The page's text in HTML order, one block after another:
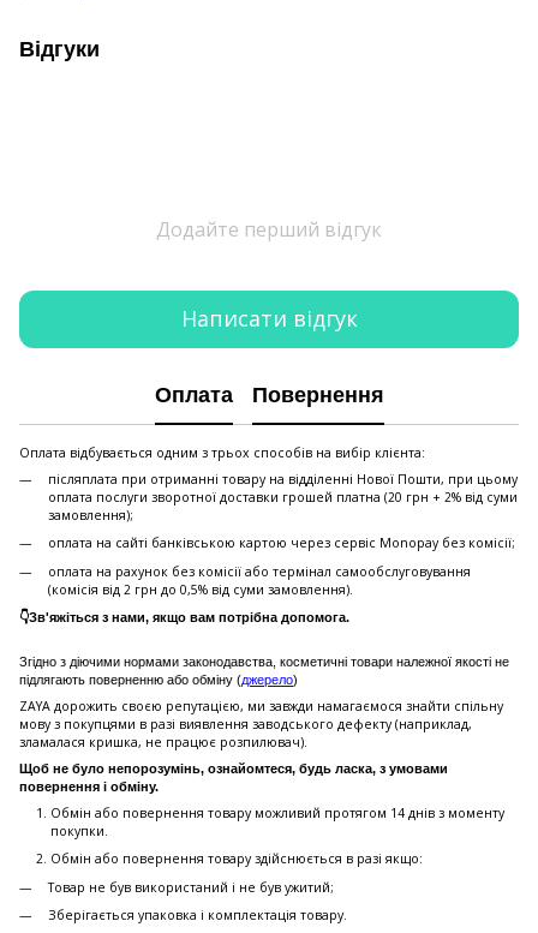
Відгуки
Додайте перший відгук
Написати відгук
Оплата Повернення
Оплата відбувається одним з трьох способів на вибір клієнта:
післяплата при отриманні товару на відділенні Нової Пошти, при цьому
оплата послуги зворотної доставки грошей платна (20 грн + 2% від суми
замовлення);
оплата на сайті банківською картою через сервіс Monopay без комісії;
оплата на рахунок без комісії або термінал самообслуговування
(комісія від 2 грн до 0,5% від суми замовлення).
👇Зв'яжіться з нами, якщо вам потрібна допомога.
Згідно з діючими нормами законодавства, косметичні товари належної якості не
підлягають поверненню або обміну (джерело)
ZAYA дорожить своєю репутацією, ми завжди намагаємося знайти спільну
мову з покупцями в разі виявлення заводського дефекту (наприклад,
зламалася кришка, не працює розпилювач).
Щоб не було непорозумінь, ознайомтеся, будь ласка, з умовами
повернення і обміну.
Обмін або повернення товару можливий протягом 14 днів з моменту
покупки.
Обмiн або повернення товару здійснюється в разі якщо:
Товар не був використаний і не був ужитий;
Зберiгається упаковка і комплектація товару.